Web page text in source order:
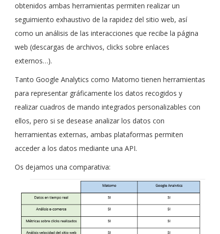
obtenidos ambas herramientas permiten realizar un
seguimiento exhaustivo de la rapidez del sitio web, así
como un análisis de las interacciones que recibe la página
web (descargas de archivos, clicks sobre enlaces
externos…).
Tanto Google Analytics como Matomo tienen herramientas
para representar gráficamente los datos recogidos y
realizar cuadros de mando integrados personalizables con
ellos, pero si se desease analizar los datos con
herramientas externas, ambas plataformas permiten
acceder a los datos mediante una API.
Os dejamos una comparativa: